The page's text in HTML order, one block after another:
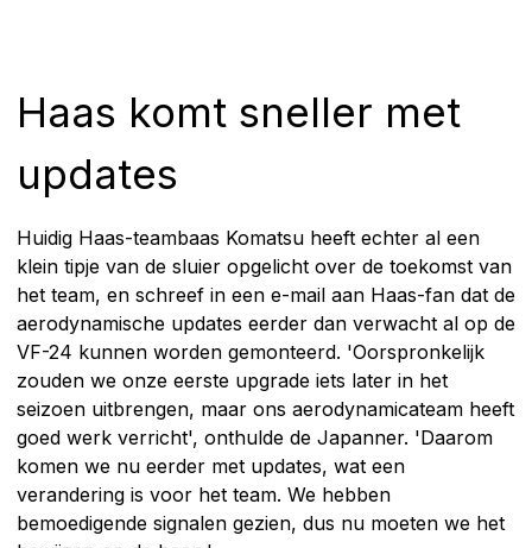
Haas komt sneller met
updates
Huidig Haas-teambaas Komatsu heeft echter al een
klein tipje van de sluier opgelicht over de toekomst van
het team, en schreef in een e-mail aan Haas-fan dat de
aerodynamische updates eerder dan verwacht al op de
VF-24 kunnen worden gemonteerd. 'Oorspronkelijk
zouden we onze eerste upgrade iets later in het
seizoen uitbrengen, maar ons aerodynamicateam heeft
goed werk verricht', onthulde de Japanner. 'Daarom
komen we nu eerder met updates, wat een
verandering is voor het team. We hebben
bemoedigende signalen gezien, dus nu moeten we het